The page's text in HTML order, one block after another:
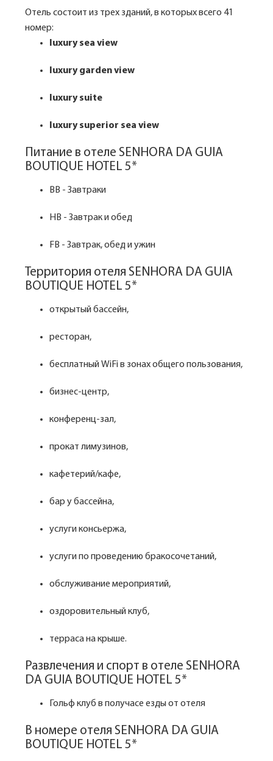
Отель состоит из трех зданий, в которых всего 41
номер:
luxury sea view
luxury garden view
luxury suite
luxury superior sea view
Питание в отеле SENHORA DA GUIA
BOUTIQUE HOTEL 5*
BB - Завтраки
HB - Завтрак и обед
FB - Завтрак, обед и ужин
Территория отеля SENHORA DA GUIA
BOUTIQUE HOTEL 5*
открытый бассейн,
ресторан,
бесплатный WiFi в зонах общего пользования,
бизнес-центр,
конференц-зал,
прокат лимузинов,
кафетерий/кафе,
бар у бассейна,
услуги консьержа,
услуги по проведению бракосочетаний,
обслуживание мероприятий,
оздоровительный клуб,
терраса на крыше.
Развлечения и спорт в отеле SENHORA
DA GUIA BOUTIQUE HOTEL 5*
Гольф клуб в получасе езды от отеля
В номере отеля SENHORA DA GUIA
BOUTIQUE HOTEL 5*